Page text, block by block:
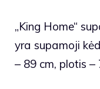
„King Home“
yra supamoji
– 89 cm, plotis –